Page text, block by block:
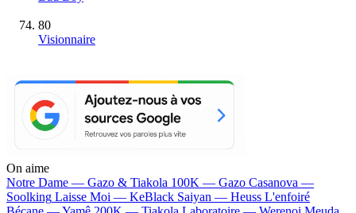
80
Visionnaire
On aime
Notre Dame — Gazo & Tiakola 100K — Gazo Casanova —
Soolking Laisse Moi — KeBlack Saiyan — Heuss L'enfoiré